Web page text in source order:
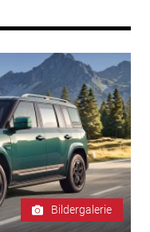
Bildergalerie